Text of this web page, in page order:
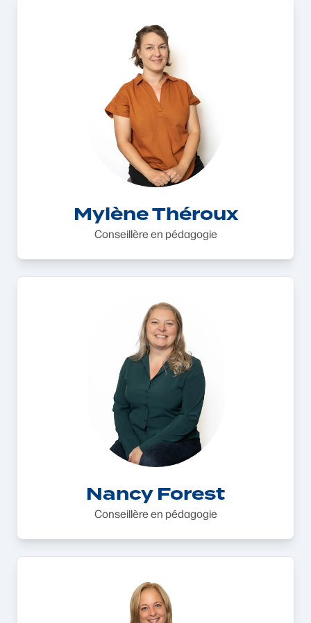
Mylène Théroux
Conseillère en pédagogie
Nancy Forest
Conseillère en pédagogie